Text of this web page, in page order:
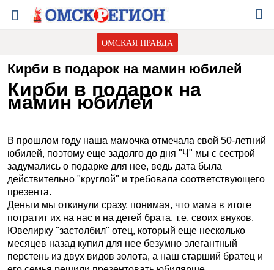
ОМСКАЯ ПРАВДА
Кирби в подарок на мамин юбилей
Кирби в подарок на
мамин юбилей
В прошлом году наша мамочка отмечала свой 50-летний
юбилей, поэтому еще задолго до дня "Ч" мы с сестрой
задумались о подарке для нее, ведь дата была
действительно "круглой" и требовала соответствующего
презента.
Деньги мы откинули сразу, понимая, что мама в итоге
потратит их на нас и на детей брата, т.е. своих внуков.
Ювелирку "застолбил" отец, который еще несколько
месяцев назад купил для нее безумно элегантный
перстень из двух видов золота, а наш старший братец и